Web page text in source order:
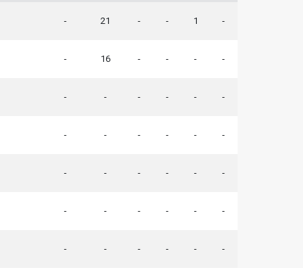
- 21 - - 1 -
- 16 - - - -
- - - - - -
- - - - - -
- - - - - -
- - - - - -
- - - - - -